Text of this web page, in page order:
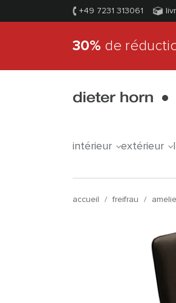
+49 7231 313061
30% de
intérieur extérieur
accueil / freifrau /